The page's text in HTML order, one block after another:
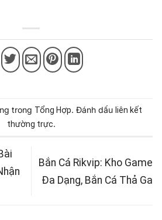
trong Tổng Hợp. Đánh dấu liên kết
thường trực.
Bắn Cá Rikvip: Kho Game
Đa Dạng, Bắn Cá Thả Ga